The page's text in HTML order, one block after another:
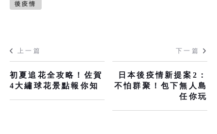
後疫情
上一篇
初夏追花全攻略！佐賀
4大繡球花景點報你知
下一篇
日本後疫情新提案2：
不怕群聚！包下無人島
任你玩